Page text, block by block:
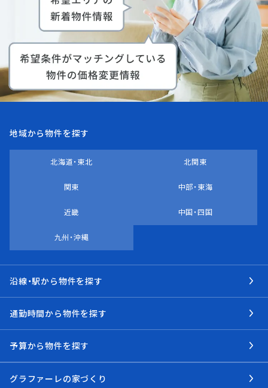
地域から物件を探す
北海道・東北 北関東
関東 中部・東海
近畿 中国・四国
九州・沖縄
沿線・駅から物件を探す
通勤時間から物件を探す
予算から物件を探す
グラファーレの家づくり